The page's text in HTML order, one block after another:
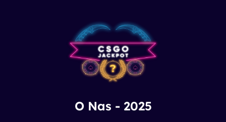
O Nas - 2025